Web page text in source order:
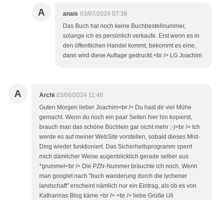
A anais 03/07/2024 07:38
Das Buch hat noch keine Buchbestellnummer,
solange ich es persönlich verkaufe. Erst wenn es in
den öffentlichen Handel kommt, bekommt es eine,
dann wird diese Auflage gedruckt.<br /> LG Joachim
A Archi 03/06/2024 11:48
Guten Morgen lieber Joachim<br /> Du hast dir viel Mühe
gemacht. Wenn du noch ein paar Seiten hier hin kopierst,
brauch man das schöne Büchlein gar nicht mehr ;-)<br /> Ich
werde es auf meiner WebSite vorstellen, sobald dieses Mist-
Ding wieder funktioniert. Das Sicherheitsprogramm sperrt
mich dämlicher Weise augenblicklich gerade selber aus
*grummel<br /> Die PZN-Nummer bräuchte ich noch. Wenn
man googlet nach "buch wanderung durch die lychener
landschaft" erscheint nämlich nur ein Eintrag, als ob es von
Katharinas Blog käme.<br /> <br /> liebe Grüße Uli